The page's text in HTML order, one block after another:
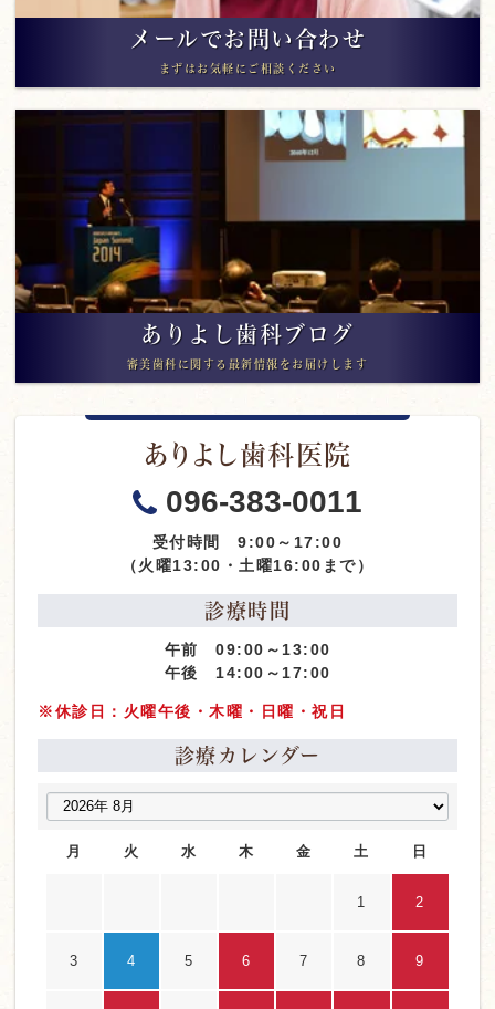
メールでお問い合わせ
まずはお気軽にご相談ください
ありよし歯科ブログ
審美歯科に関する最新情報をお届けします
ありよし歯科医院
096-383-0011
受付時間 9:00～17:00
（火曜13:00・土曜16:00まで）
診療時間
午前 09:00～13:00
午後 14:00～17:00
※休診日：火曜午後・木曜・日曜・祝日
診療カレンダー
月 火 水 木 金 土 日
1 2
3 4 5 6 7 8 9